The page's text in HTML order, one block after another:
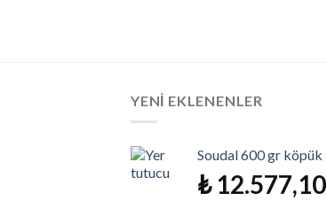
YENI EKLENENLER
Soudal 600 gr köpük
₺12.577,10